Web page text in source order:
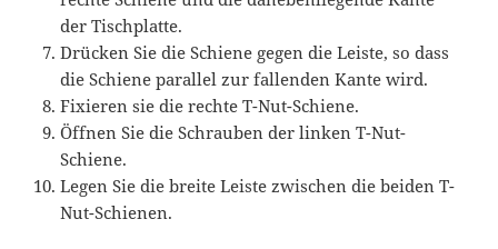
der Tischplatte.
Drücken Sie die Schiene gegen die Leiste, so dass
die Schiene parallel zur fallenden Kante wird.
Fixieren sie die rechte T-Nut-Schiene.
Öffnen Sie die Schrauben der linken T-Nut-
Schiene.
Legen Sie die breite Leiste zwischen die beiden T-
Nut-Schienen.